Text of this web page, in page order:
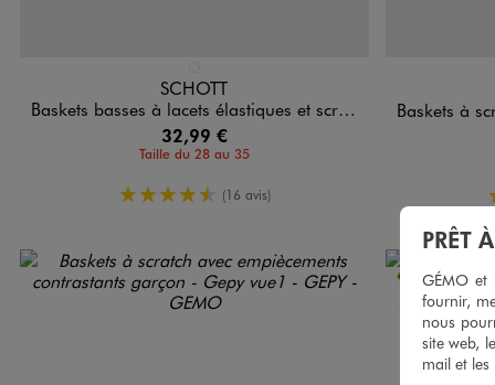
SCHOTT
Baskets basses à lacets élastiques et scratch garçon - Schott
32,99 €
Taille du 28 au 35
4.5/5 de moyenne
(16 avis)
Baskets à scratch
PRÊT
GÉMO et
fournir,
nous
site web,
mail et les